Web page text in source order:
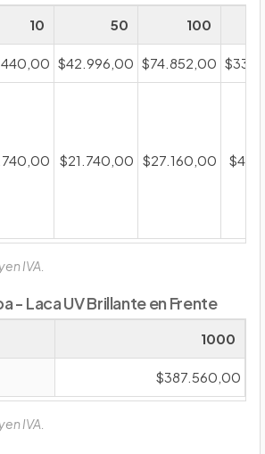
10 50 100
$42.996,00 $74.852,00
$21.740,00 $27.160,00
IVA.
- Laca UV Brillante en Frente
1000
$387.560,00
IVA.